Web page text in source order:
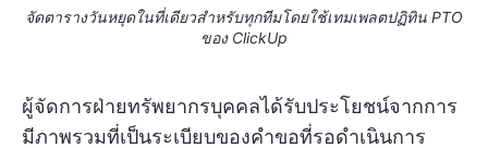
จัดตารางวันหยุดในที่เดียวสำหรับทุกทีมโดยใช้เทมเพลตปฏิทิน PTO
ของ ClickUp
ผู้จัดการฝ่ายทรัพยากรบุคคลได้รับประโยชน์จากการ
มีภาพรวมที่เป็นระเบียบของคำขอที่รอดำเนินการ